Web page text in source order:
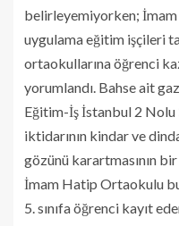
belirleyemiyorken; İmam
uygulama eğitim işçileri
ortaokullarına öğrenci
yorumlandı. Bahse ait
Eğitim-İş İstanbul 2 Nolu
iktidarının kindar ve
gözünü karartmasının
İmam Hatip Ortaokulu
5. sınıfa öğrenci kayıt